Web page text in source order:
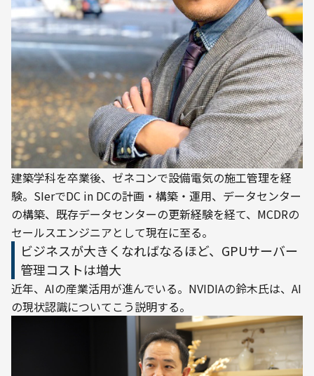
建築学科を卒業後、ゼネコンで設備電気の施工管理を経
験。SIerでDC in DCの計画・構築・運用、データセンター
の構築、既存データセンターの更新経験を経て、MCDRの
セールスエンジニアとして現在に至る。
ビジネスが大きくなればなるほど、GPUサーバー
管理コストは増大
近年、AIの産業活用が進んでいる。NVIDIAの鈴木氏は、AI
の現状認識についてこう説明する。